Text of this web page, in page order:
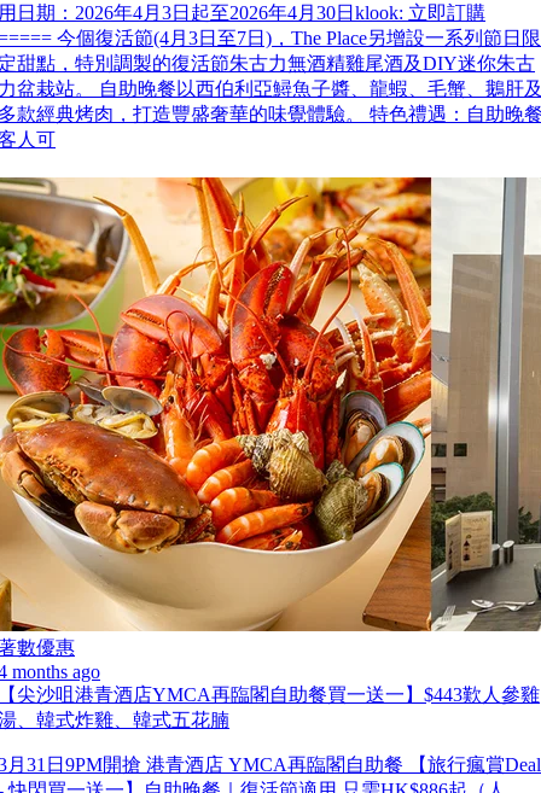
日期：2026年4月3日起至2026年4月30日klook: 立即訂購
今個復活節(4月3日至7日)，The Place另增設一系列節日限
甜點，特別調製的復活節朱古力無酒精雞尾酒及DIY迷你朱古
盆栽站。 自助晚餐以西伯利亞鱘魚子醬、龍蝦、毛蟹、鵝肝
款經典烤肉，打造豐盛奢華的味覺體驗。 特色禮遇：自助晚
人可
數優惠
months ago
尖沙咀港青酒店YMCA再臨閣自助餐買一送一】$443歎人參雞
、韓式炸雞、韓式五花腩
月31日9PM開搶 港青酒店 YMCA再臨閣自助餐 【旅行瘋賞Deal